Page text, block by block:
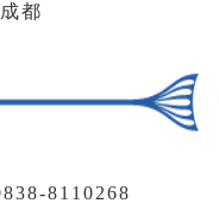
都
8110268